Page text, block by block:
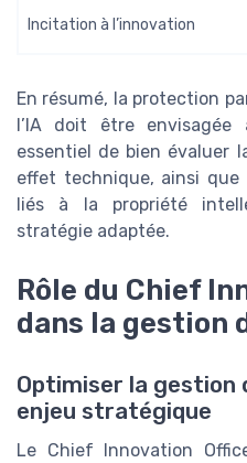
Incitation à l’innovation
En résumé, la protection
l’IA doit être envisagée
essentiel de bien évaluer
effet technique, ainsi
liés à la propriété
stratégie adaptée.
Rôle du Chief
dans la gestion
Optimiser la gestion
enjeu stratégique
Le Chief Innovation